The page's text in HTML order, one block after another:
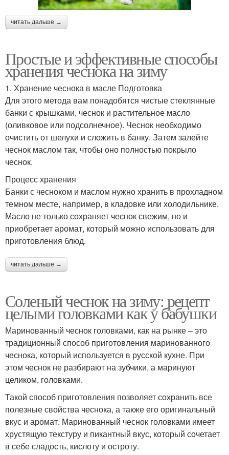
читать дальше →
Простые и эффективные способы
хранения чеснока на зиму
1. Хранение чеснока в масле Подготовка
Для этого метода вам понадобятся чистые стеклянные
банки с крышками, чеснок и растительное масло
(оливковое или подсолнечное). Чеснок необходимо
очистить от шелухи и сложить в банку. Затем залейте
чеснок маслом так, чтобы оно полностью покрыло
чеснок.
Процесс хранения
Банки с чесноком и маслом нужно хранить в прохладном
темном месте, например, в кладовке или холодильнике.
Масло не только сохраняет чеснок свежим, но и
приобретает аромат, который можно использовать для
приготовления блюд.
читать дальше →
Соленый чеснок на зиму: рецепт
целыми головками как у бабушки
Маринованный чеснок головками, как на рынке – это
традиционный способ приготовления маринованного
чеснока, который используется в русской кухне. При
этом чеснок не разбирают на зубчики, а маринуют
целиком, головками.
Такой способ приготовления позволяет сохранить все
полезные свойства чеснока, а также его оригинальный
вкус и аромат. Маринованный чеснок головками имеет
хрустящую текстуру и пикантный вкус, который сочетает
в себе сладость, кислоту и остроту.